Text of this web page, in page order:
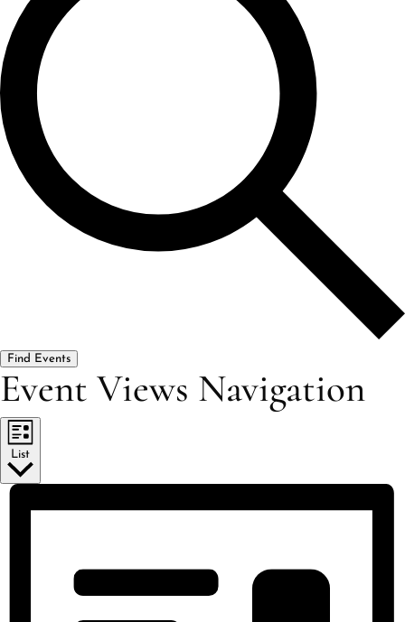
Find Events
Event Views Navigation
List